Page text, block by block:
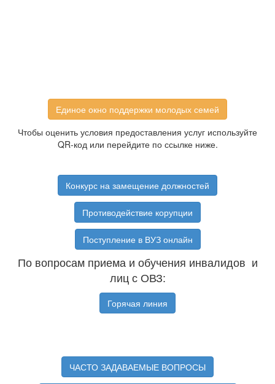
Единое окно поддержки молодых семей
Чтобы оценить условия предоставления услуг используйте
QR-код или перейдите по ссылке ниже.
Конкурс на замещение должностей
Противодействие корупции
Поступление в ВУЗ онлайн
По вопросам приема и обучения инвалидов и
лиц с ОВЗ:
Горячая линия
ЧАСТО ЗАДАВАЕМЫЕ ВОПРОСЫ